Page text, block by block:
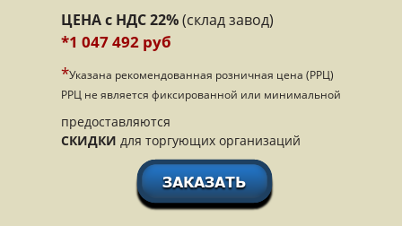
ЦЕНА с НДС 22%(склад завод)
*1 047 492 руб
*Указана рекомендованная розничная цена (РРЦ)
РРЦ не является фиксированной или минимальной
предоставляются
СКИДКИ для торгующих организаций